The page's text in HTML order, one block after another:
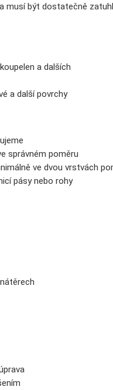
musí být dostatečně
a dalších
a další povrchy
správném poměru
ve dvou vrstvách
pásy nebo rohy